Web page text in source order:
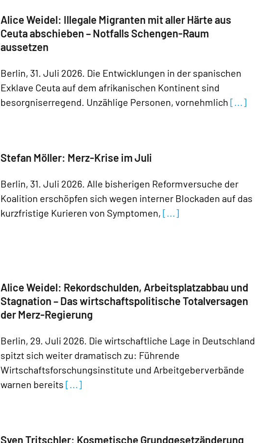
Alice Weidel: Illegale Migranten mit aller Härte aus
Ceuta abschieben – Notfalls Schengen-Raum
aussetzen
Berlin, 31. Juli 2026. Die Entwicklungen in der spanischen
Exklave Ceuta auf dem afrikanischen Kontinent sind
besorgniserregend. Unzählige Personen, vornehmlich [...]
Stefan Möller: Merz-Krise im Juli
Berlin, 31. Juli 2026. Alle bisherigen Reformversuche der
Koalition erschöpfen sich wegen interner Blockaden auf das
kurzfristige Kurieren von Symptomen, [...]
Alice Weidel: Rekordschulden, Arbeitsplatzabbau und
Stagnation – Das wirtschaftspolitische Totalversagen
der Merz-Regierung
Berlin, 29. Juli 2026. Die wirtschaftliche Lage in Deutschland
spitzt sich weiter dramatisch zu: Führende
Wirtschaftsforschungsinstitute und Arbeitgeberverbände
warnen bereits [...]
Sven Tritschler: Kosmetische Grundgesetzänderung